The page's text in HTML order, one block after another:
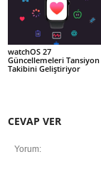
watchOS 27
Güncellemeleri Tansiyon
Takibini Geliştiriyor
CEVAP VER